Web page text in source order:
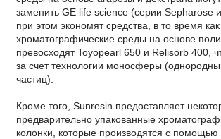
заменить GE life science (серии Sepharose
при этом экономят средства, в то время как
хроматографические среды на основе
превосходят Toyopearl 650 и Relisorb 400,
за счет технологии моносферы
частиц).
Кроме того, Sunresin предоставляет
предварительно упакованные
колонки, которые производятся с помощью